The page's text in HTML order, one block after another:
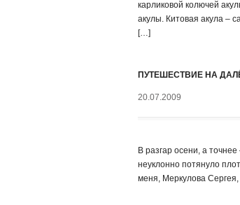
карликовой колючей
акулы. Китовая акула –
[…]
ПУТЕШЕСТВИЕ НА
20.07.2009
В разгар осени, а точнее
неуклонно потянуло
меня, Меркулова